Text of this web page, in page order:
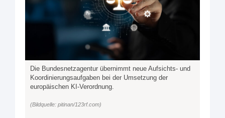
Die Bundesnetzagentur übernimmt neue Aufsichts- und
Koordinierungsaufgaben bei der Umsetzung der
europäischen KI-Verordnung.
(Bildquelle: pitinan/123rf.com)